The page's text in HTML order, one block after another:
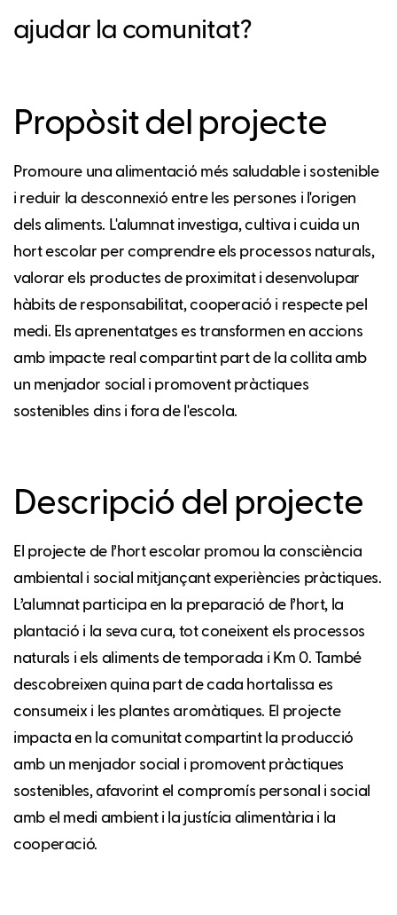
ajudar la comunitat?
Propòsit del projecte
Promoure una alimentació més saludable i sostenible
i reduir la desconnexió entre les persones i l'origen
dels aliments. L'alumnat investiga, cultiva i cuida un
hort escolar per comprendre els processos naturals,
valorar els productes de proximitat i desenvolupar
hàbits de responsabilitat, cooperació i respecte pel
medi. Els aprenentatges es transformen en accions
amb impacte real compartint part de la collita amb
un menjador social i promovent pràctiques
sostenibles dins i fora de l'escola.
Descripció del projecte
El projecte de l’hort escolar promou la consciència
ambiental i social mitjançant experiències pràctiques.
L’alumnat participa en la preparació de l’hort, la
plantació i la seva cura, tot coneixent els processos
naturals i els aliments de temporada i Km 0. També
descobreixen quina part de cada hortalissa es
consumeix i les plantes aromàtiques. El projecte
impacta en la comunitat compartint la producció
amb un menjador social i promovent pràctiques
sostenibles, afavorint el compromís personal i social
amb el medi ambient i la justícia alimentària i la
cooperació.